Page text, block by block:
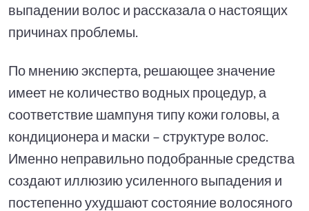
выпадении волос и рассказала о настоящих
причинах проблемы.
По мнению эксперта, решающее значение
имеет не количество водных процедур, а
соответствие шампуня типу кожи головы, а
кондиционера и маски – структуре волос.
Именно неправильно подобранные средства
создают иллюзию усиленного выпадения и
постепенно ухудшают состояние волосяного